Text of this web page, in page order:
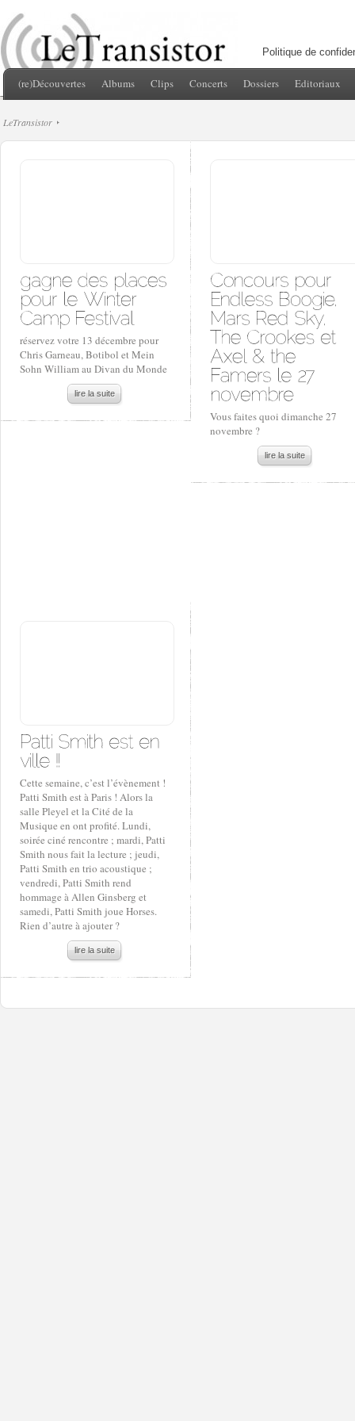
Politique de
(re)Découvertes Albums Clips Concerts Dossiers Editoriaux
LeTransistor
réservez votre 13 décembre pour
Chris Garneau, Botibol et Mein
Sohn William au Divan du Monde
lire la suite
Vous faites quoi dimanche 27
novembre ?
lire la suite
Cette semaine, c’est l’évènement !
Patti Smith est à Paris ! Alors la
salle Pleyel et la Cité de la
Musique en ont profité. Lundi,
soirée ciné rencontre ; mardi, Patti
Smith nous fait la lecture ; jeudi,
Patti Smith en trio acoustique ;
vendredi, Patti Smith rend
hommage à Allen Ginsberg et
samedi, Patti Smith joue Horses.
Rien d’autre à ajouter ?
lire la suite